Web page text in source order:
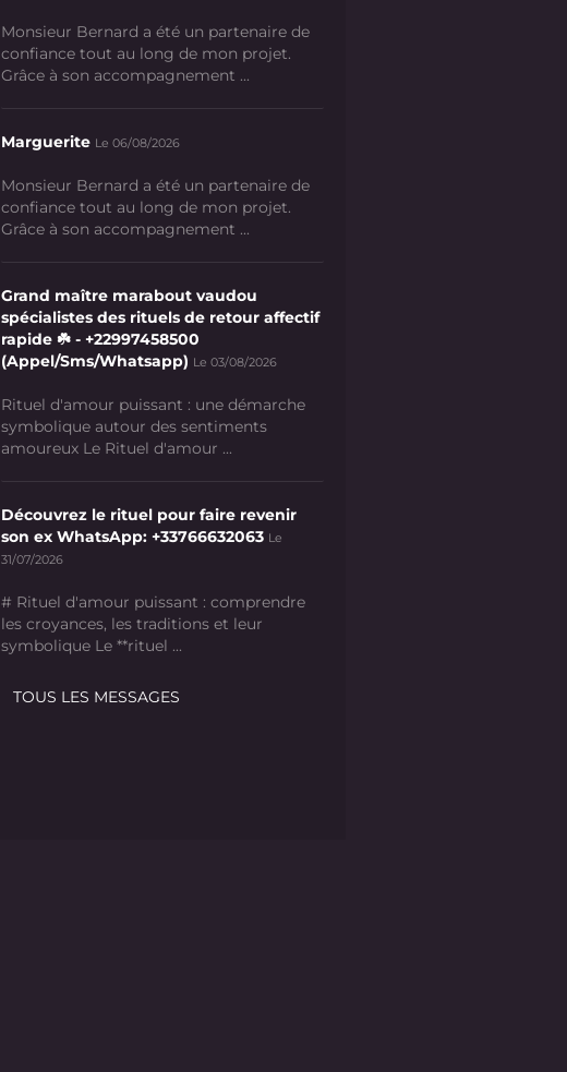
Monsieur Bernard a été un partenaire de
confiance tout au long de mon projet.
Grâce à son accompagnement ...
Marguerite Le 06/08/2026
Monsieur Bernard a été un partenaire de
confiance tout au long de mon projet.
Grâce à son accompagnement ...
Grand maître marabout vaudou
spécialistes des rituels de retour affectif
rapide ☘️ - +22997458500
(Appel/Sms/Whatsapp) Le 03/08/2026
Rituel d'amour puissant : une démarche
symbolique autour des sentiments
amoureux Le Rituel d'amour ...
Découvrez le rituel pour faire revenir
son ex WhatsApp: +33766632063 Le
31/07/2026
# Rituel d'amour puissant : comprendre
les croyances, les traditions et leur
symbolique Le **rituel ...
TOUS LES MESSAGES